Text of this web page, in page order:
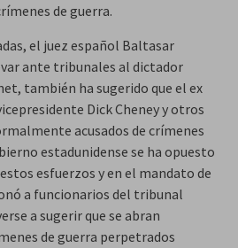
de guerra.
el juez español Baltasar
ante tribunales al dictador
también ha sugerido que el ex
Dick Cheney y otros
acusados de crímenes
estadunidense se ha opuesto
esfuerzos y en el mandato de
a funcionarios del tribunal
a sugerir que se abran
de guerra perpetrados